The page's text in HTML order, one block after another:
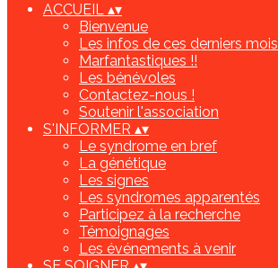
ACCUEIL ▴▾
Bienvenue
Les infos de ces derniers mois
Marfantastiques !!
Les bénévoles
Contactez-nous !
Soutenir l'association
S'INFORMER ▴▾
Le syndrome en bref
La génétique
Les signes
Les syndromes apparentés
Participez à la recherche
Témoignages
Les événements à venir